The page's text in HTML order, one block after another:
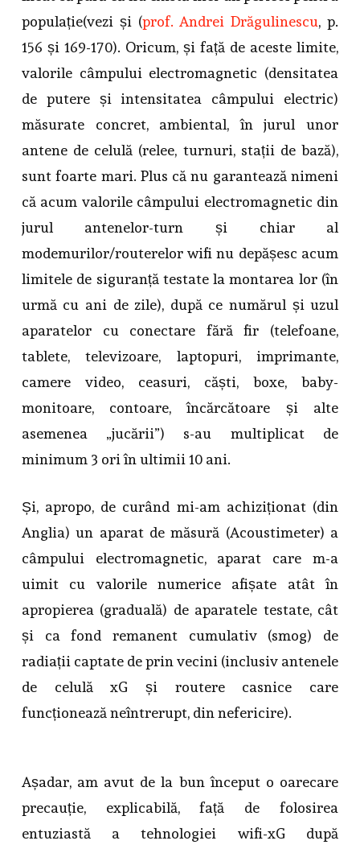
populație(vezi și (prof. Andrei Drăgulinescu, p.
156 și 169-170). Oricum, și față de aceste limite,
valorile câmpului electromagnetic (densitatea
de putere și intensitatea câmpului electric)
măsurate concret, ambiental, în jurul unor
antene de celulă (relee, turnuri, stații de bază),
sunt foarte mari. Plus că nu garantează nimeni
că acum valorile câmpului electromagnetic din
jurul antenelor-turn și chiar al
modemurilor/routerelor wifi nu depășesc acum
limitele de siguranță testate la montarea lor (în
urmă cu ani de zile), după ce numărul și uzul
aparatelor cu conectare fără fir (telefoane,
tablete, televizoare, laptopuri, imprimante,
camere video, ceasuri, căști, boxe, baby-
monitoare, contoare, încărcătoare și alte
asemenea „jucării”) s-au multiplicat de
minimum 3 ori în ultimii 10 ani.
Și, apropo, de curând mi-am achiziționat (din
Anglia) un aparat de măsură (Acoustimeter) a
câmpului electromagnetic, aparat care m-a
uimit cu valorile numerice afișate atât în
apropierea (graduală) de aparatele testate, cât
și ca fond remanent cumulativ (smog) de
radiații captate de prin vecini (inclusiv antenele
de celulă xG și routere casnice care
funcționează neîntrerupt, din nefericire).
Așadar, am avut de la bun început o oarecare
precauție, explicabilă, față de folosirea
entuziastă a tehnologiei wifi-xG după